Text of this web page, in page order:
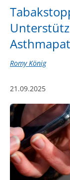
Romy König
21.09.2025